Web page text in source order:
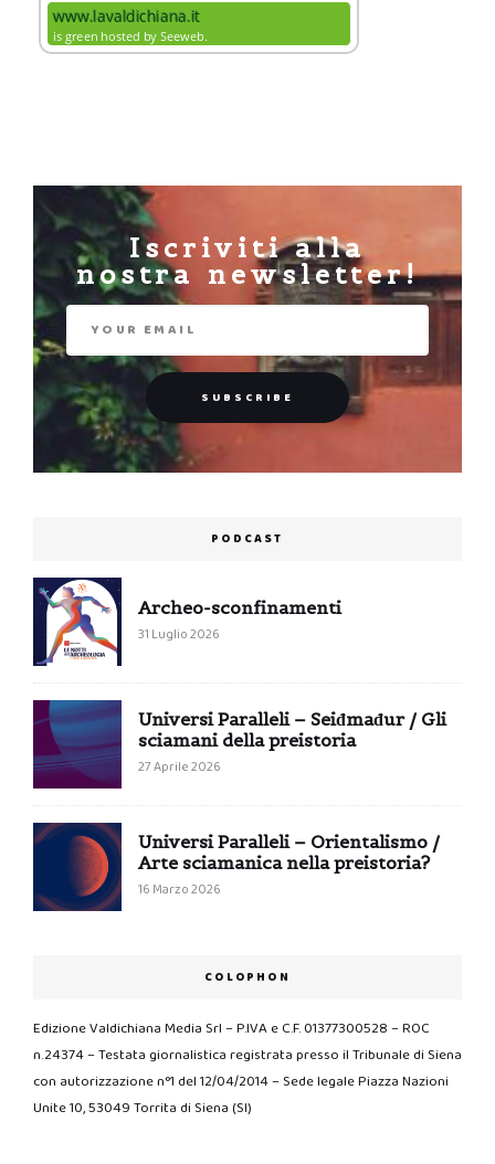
Iscriviti alla
nostra newsletter!
PODCAST
Archeo-sconfinamenti
31 Luglio 2026
Universi Paralleli – Seiđmađur / Gli
sciamani della preistoria
27 Aprile 2026
Universi Paralleli – Orientalismo /
Arte sciamanica nella preistoria?
16 Marzo 2026
COLOPHON
Edizione Valdichiana Media Srl – P.IVA e C.F. 01377300528 – ROC
n.24374 – Testata giornalistica registrata presso il Tribunale di Siena
con autorizzazione n°1 del 12/04/2014 – Sede legale Piazza Nazioni
Unite 10, 53049 Torrita di Siena (SI)